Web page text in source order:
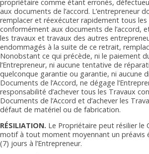
propriétaire comme étant erronés,
aux documents de l’accord. L’entrepreneur
remplacer et réexécuter rapidement tous les
conformément aux documents de l’accord,
les travaux et travaux des autres
endommagés à la suite de ce retrait,
Nonobstant ce qui précède, ni le paiement
l’Entrepreneur, ni aucune tentative de
quelconque garantie ou garantie, ni aucune
Documents de l’Accord, ne dégage
responsabilité d’achever tous les Travaux
Documents de l’Accord et d’achever les
défaut de matériel ou de fabrication.
RÉSILIATION. Le Propriétaire peut résilier le
motif à tout moment moyennant un préavis
(7) jours à l’Entrepreneur.